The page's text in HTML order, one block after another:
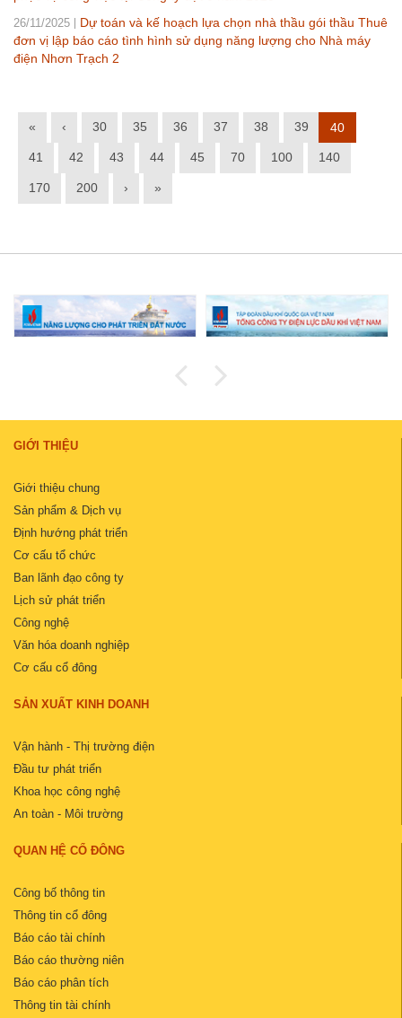
26/11/2025
Dự toán và kế hoạch lựa chọn nhà thầu gói thầu Thuê
đơn vị lập báo cáo tình hình sử dụng năng lượng cho Nhà máy
điện Nhơn Trạch 2
« ‹ 30 35 36 37 38 39 40
41 42 43 44 45 70 100 140
170 200 › »
GIỚI THIỆU
Giới thiệu chung
Sản phẩm & Dịch vụ
Định hướng phát triển
Cơ cấu tổ chức
Ban lãnh đạo công ty
Lịch sử phát triển
Công nghệ
Văn hóa doanh nghiệp
Cơ cấu cổ đông
SẢN XUẤT KINH DOANH
Vận hành - Thị trường điện
Đầu tư phát triển
Khoa học công nghệ
An toàn - Môi trường
QUAN HỆ CỔ ĐÔNG
Công bố thông tin
Thông tin cổ đông
Báo cáo tài chính
Báo cáo thường niên
Báo cáo phân tích
Thông tin tài chính